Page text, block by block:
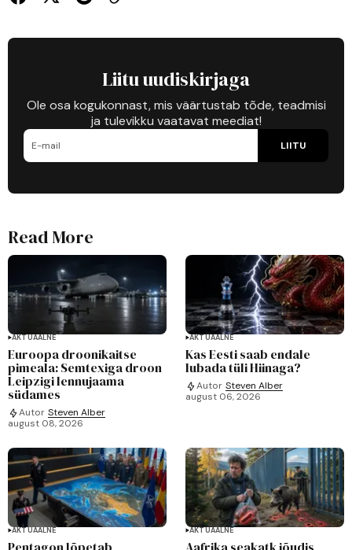
Liitu uudiskirjaga
Ole osa kogukonnast, mis väärtustab tõde, teadmisi
ja tulevikku vaatavat meediat!
LIITU
Read More
AKTUAALNE
Euroopa droonikaitse
pimeala: Semtexiga droon
Leipzigi lennujaama
südames
Autor Steven Alber
august 08, 2026
AKTUAALNE
Kas Eesti saab endale
lubada tüli Hiinaga?
Autor Steven Alber
august 06, 2026
AKTUAALNE AKTUAALNE